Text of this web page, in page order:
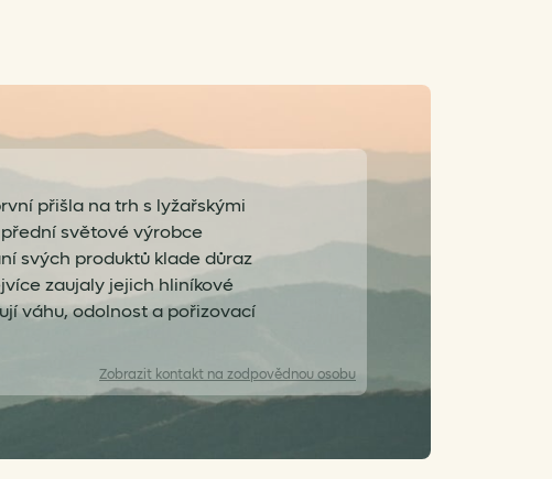
přišla na trh s lyžařskými
světové výrobce
svých produktů klade důraz
zaujaly jejich hliníkové
váhu, odolnost a pořizovací
Zobrazit kontakt na zodpovědnou osobu